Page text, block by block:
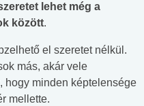
lehet még a
között.
el szeretet nélkül.
más, akár vele
hogy minden képtelensége
mellette.